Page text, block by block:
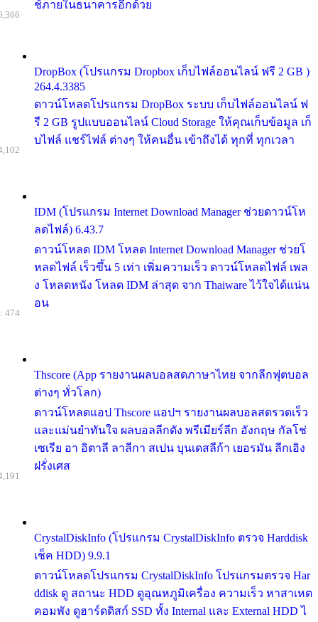
ช้ภายในธนาคารอีกด้วย
DropBox (โปรแกรม Dropbox เก็บไฟล์ออนไลน์ ฟรี 2 GB )
264.4.3385
ดาวน์โหลดโปรแกรม DropBox ระบบ เก็บไฟล์ออนไลน์ ฟ
รี 2 GB รูปแบบออนไลน์ Cloud Storage ให้คุณเก็บข้อมูล เก็
บไฟล์ แชร์ไฟล์ ต่างๆ ให้คนอื่น เข้าถึงได้ ทุกที่ ทุกเวลา
IDM (โปรแกรม Internet Download Manager ช่วยดาวน์โห
ลดไฟล์) 6.43.7
ดาวน์โหลด IDM โหลด Internet Download Manager ช่วยโ
หลดไฟล์ เร็วขึ้น 5 เท่า เพิ่มความเร็ว ดาวน์โหลดไฟล์ เพล
ง โหลดหนัง โหลด IDM ล่าสุด จาก Thaiware ไว้ใจได้แน่น
อน
Thscore (App รายงานผลบอลสดภาษาไทย จากลีกฟุตบอล
ต่างๆ ทั่วโลก)
ดาวน์โหลดแอป Thscore แอปฯ รายงานผลบอลสดรวดเร็ว
และแม่นยำทันใจ ผลบอลลีกดัง พรีเมียร์ลีก อังกฤษ กัลโช่
เซเรีย อา อิตาลี ลาลีกา สเปน บุนเดสลีก้า เยอรมัน ลีกเอิง
ฝรั่งเศส
474
CrystalDiskInfo (โปรแกรม CrystalDiskInfo ตรวจ Harddisk
เช็ค HDD) 9.9.1
ดาวน์โหลดโปรแกรม CrystalDiskInfo โปรแกรมตรวจ Har
ddisk ดู สถานะ HDD ดูอุณหภูมิเครื่อง ความเร็ว หาสาเหต
คอมพัง ดูฮาร์ดดิสก์ SSD ทั้ง Internal และ External HDD ไ